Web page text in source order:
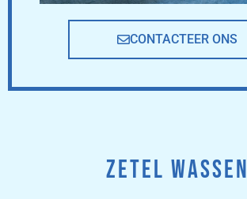
CONTACTEER ONS
ZETEL WASSEN